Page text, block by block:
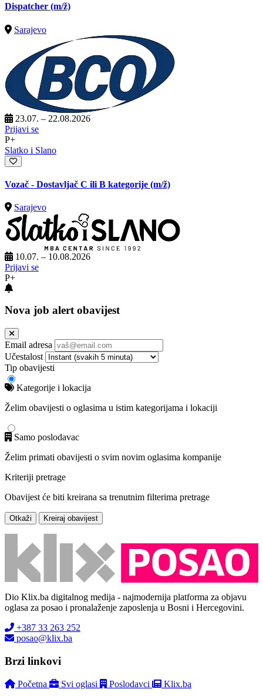
Dispatcher (m/ž)
Sarajevo
23.07. – 22.08.2026
Prijavi se
P+
Slatko i Slano
Vozač - Dostavljač C ili B kategorije (m/ž)
Sarajevo
10.07. – 10.08.2026
Prijavi se
P+
Nova job alert obavijest
Email adresa
Učestalost
Tip obavijesti
Kategorije i lokacija
Želim obavijesti o oglasima u istim kategorijama i lokaciji
Samo poslodavac
Želim primati obavijesti o svim novim oglasima kompanije
Kriteriji pretrage
Obavijest će biti kreirana sa trenutnim filterima pretrage
Otkaži Kreiraj obavijest
Dio Klix.ba digitalnog medija - najmodernija platforma za objavu
oglasa za posao i pronalaženje zaposlenja u Bosni i Hercegovini.
+387 33 263 252
posao@klix.ba
Brzi linkovi
Početna Svi oglasi Poslodavci Klix.ba